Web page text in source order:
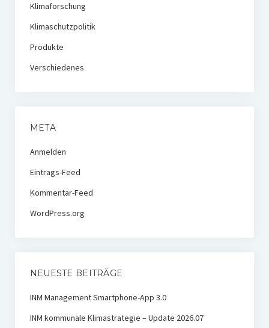
Klimaforschung
Klimaschutzpolitik
Produkte
Verschiedenes
META
Anmelden
Eintrags-Feed
Kommentar-Feed
WordPress.org
NEUESTE BEITRÄGE
INM Management Smartphone-App 3.0
INM kommunale Klimastrategie – Update 2026.07